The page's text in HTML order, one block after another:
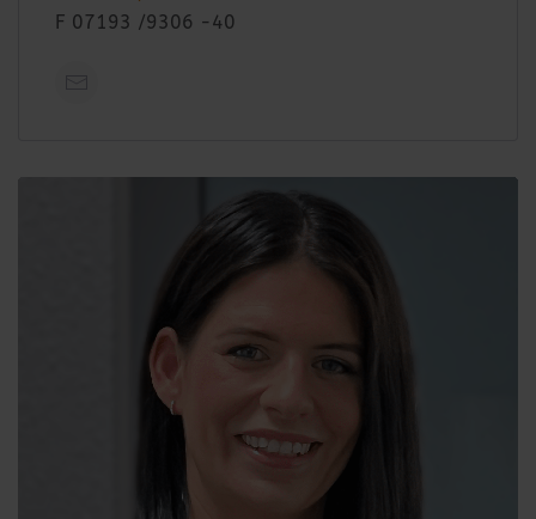
F 07193 /9306 -40